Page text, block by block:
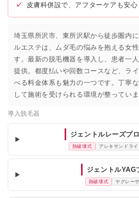
✓ 皮膚科併設で、アフターケアも安心
埼玉県所沢市、東所沢駅から徒歩圏内
ルエステは、ムダ毛の悩みを抱える女
す。最新の脱毛機器を導入し、患者一
提供。都度払いや回数コースなど、ラ
べる料金体系も魅力の一つです。丁寧
して施術を受けられる環境が整っていま
導入脱毛器
ジェントルレーズプロ
熱破壊式 アレキサンドラ
ジェントルYAG
熱破壊式 ヤグレー